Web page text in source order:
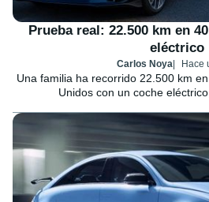
Prueba real: 22.500 km en
eléctrico
Carlos Noya Hace
Una familia ha recorrido 22.500 km
Unidos con un coche